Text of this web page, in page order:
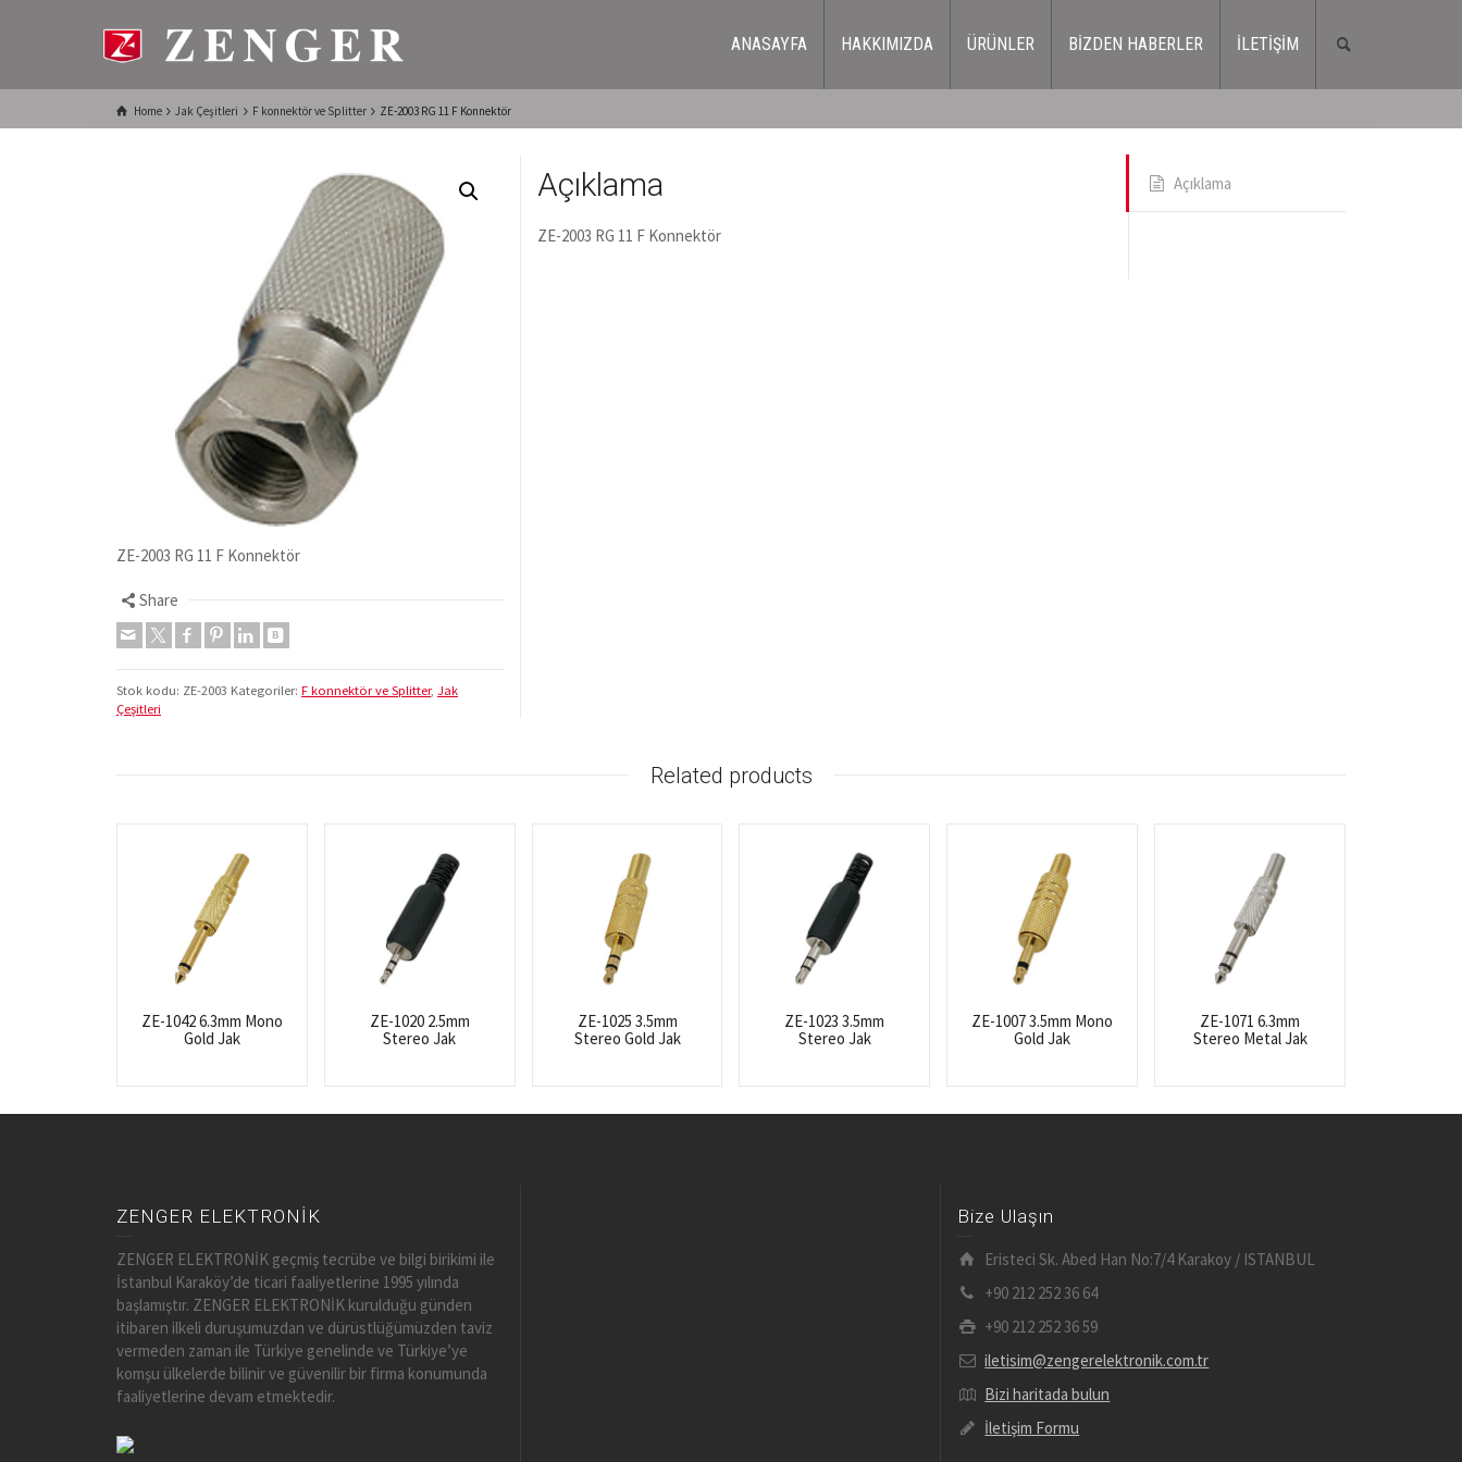
ANASAYFA HAKKIMIZDA ÜRÜNLER BİZDEN HABERLER İLETİŞİM
Home Jak Çeşitleri F konnektör ve Splitter ZE-2003 RG 11 F Konnektör
ZE-2003 RG 11 F Konnektör
Share
Stok kodu: ZE-2003 Kategoriler: F konnektör ve Splitter, Jak
Çeşitleri
Açıklama
Açıklama
ZE-2003 RG 11 F Konnektör
Related products
ZE-1042 6.3mm Mono
Gold Jak
ZE-1020 2.5mm
Stereo Jak
ZE-1025 3.5mm
Stereo Gold Jak
ZE-1023 3.5mm
Stereo Jak
ZE-1007 3.5mm Mono
Gold Jak
ZE-1071 6.3mm
Stereo Metal Jak
ZENGER ELEKTRONİK
ZENGER ELEKTRONİK geçmiş tecrübe ve bilgi birikimi ile
İstanbul Karaköy’de ticari faaliyetlerine 1995 yılında
başlamıştır. ZENGER ELEKTRONİK kurulduğu günden
itibaren ilkeli duruşumuzdan ve dürüstlüğümüzden taviz
vermeden zaman ile Türkiye genelinde ve Türkiye’ye
komşu ülkelerde bilinir ve güvenilir bir firma konumunda
faaliyetlerine devam etmektedir.
Bize Ulaşın
Eristeci Sk. Abed Han No:7/4 Karakoy / ISTANBUL
+90 212 252 36 64
+90 212 252 36 59
iletisim@zengerelektronik.com.tr
Bizi haritada bulun
İletişim Formu